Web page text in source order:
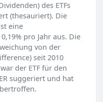
des ETFs
(thesauriert). Die
eine
pro Jahr aus. Die
von der
seit 2010
der ETF für den
suggeriert und hat